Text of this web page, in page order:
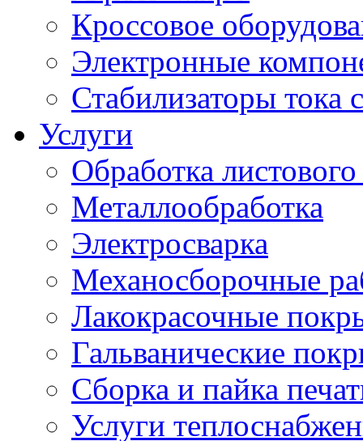
Кроссовое
Электронные
Стабилизаторы тока
Услуги
Обработка
Металлообработка
Электросварка
Механосборочные
Лакокрасочные
Гальванические
Сборка и пайка
Услуги